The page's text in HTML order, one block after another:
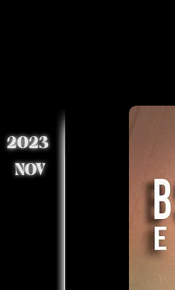
2023
NOV